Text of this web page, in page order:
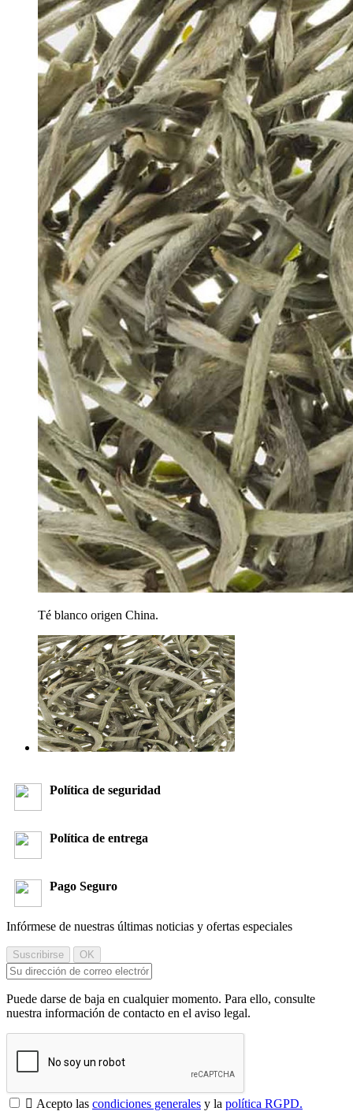
Té blanco origen China.
Política de seguridad
Política de entrega
Pago Seguro
Infórmese de nuestras últimas noticias y ofertas especiales
Puede darse de baja en cualquier momento. Para ello, consulte
nuestra información de contacto en el aviso legal.
 Acepto las condiciones generales y la política RGPD.